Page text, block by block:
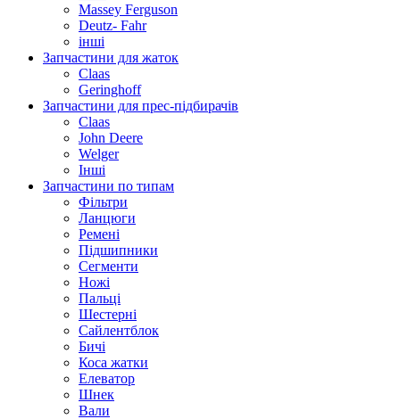
Massey Ferguson
Deutz- Fahr
інші
Запчастини для жаток
Claas
Geringhoff
Запчастини для прес-підбирачів
Claas
John Deere
Welger
Інші
Запчастини по типам
Фільтри
Ланцюги
Ремені
Підшипники
Сегменти
Ножі
Пальці
Шестерні
Сайлентблок
Бичі
Коса жатки
Елеватор
Шнек
Вали